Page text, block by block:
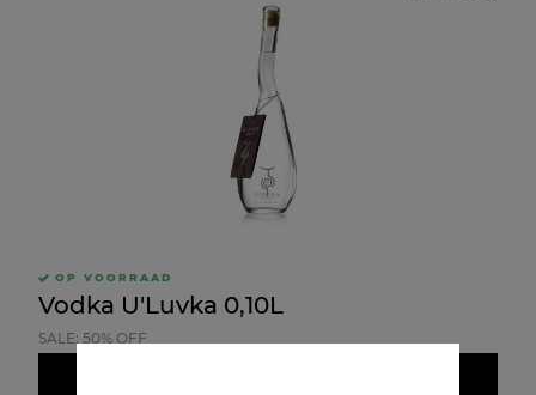
OP VOORRAAD
Vodka U'Luvka 0,10L
SALE: 50% OFF